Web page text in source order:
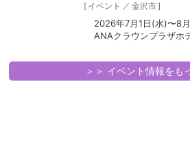
[ イベント ／ 金沢市]
2026年7月1日(水)〜8
ANAクラウンプラザホ
＞＞ イベント情報をも